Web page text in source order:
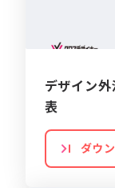
デザイン
表
ダウン